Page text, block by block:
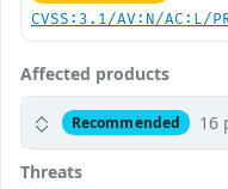
CVSS:3.1/AV:N/AC:L/
Affected products
Recommended 16
Threats